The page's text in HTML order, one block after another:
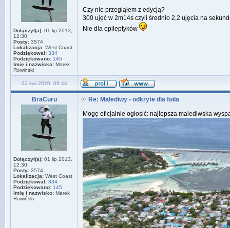
Dołączył(a): 01 lip 2013,
12:30
Posty: 3574
Lokalizacja: West Coast
Podziękował: 334
Podziękowano: 145
Imię i nazwisko: Marek
Rowiński
Czy nie przegiąłem z edycją?
300 ujęć w 2m14s czyli średnio 2,2 ujęcia na
Nie dla epileptyków
22 kwi 2020, 09:44
BraCuru
Dołączył(a): 01 lip 2013,
12:30
Posty: 3574
Lokalizacja: West Coast
Podziękował: 334
Podziękowano: 145
Imię i nazwisko: Marek
Rowiński
Re: Malediwy - odkryte dla foila
Mogę oficjalnie ogłosić: najlepsza malediwska